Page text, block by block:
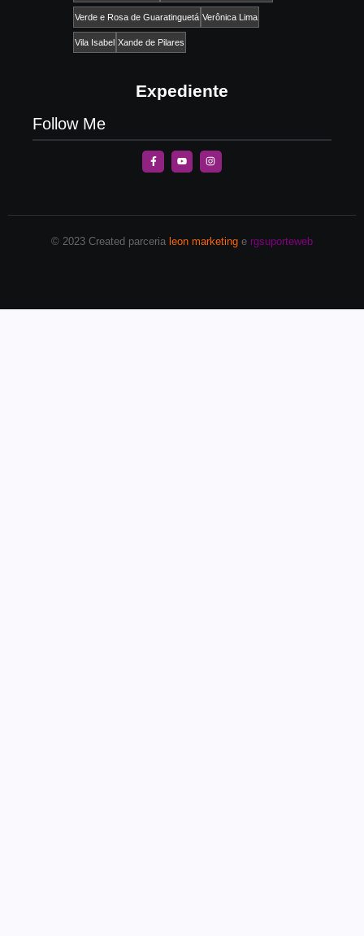
Verde e Rosa de Guaratinguetá Verônica Lima
Vila Isabel Xande de Pilares
Expediente
Follow Me
© 2023 Created parceria leon marketing e rgsuporteweb